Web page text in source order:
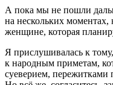
А пока мы не пошли
на нескольких моментах,
женщине, которая
Я прислушивалась к
к народным приметам,
суеверием, пережитками